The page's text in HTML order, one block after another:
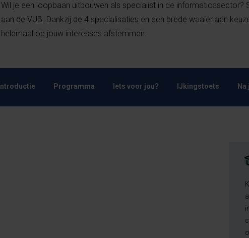
Wil je een loopbaan uitbouwen als specialist in de informaticasector?
aan de VUB. Dankzij de 4 specialisaties en een brede waaier aan
helemaal op jouw interesses afstemmen.
Introductie Programma Iets voor jou? IJkingstoets